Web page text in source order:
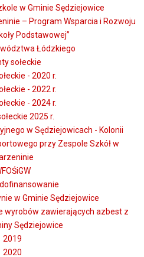
w Gminie Sędziejowice
– Program Wsparcia i Rozwoju
Podstawowej”
Łódzkiego
sołeckie
- 2020 r.
- 2022 r.
- 2024 r.
2025 r.
w Sędziejowicach - Kolonii
przy Zespole Szkół w
w Gminie Sędziejowice
wyrobów zawierających azbest z
Sędziejowice
2019
2020